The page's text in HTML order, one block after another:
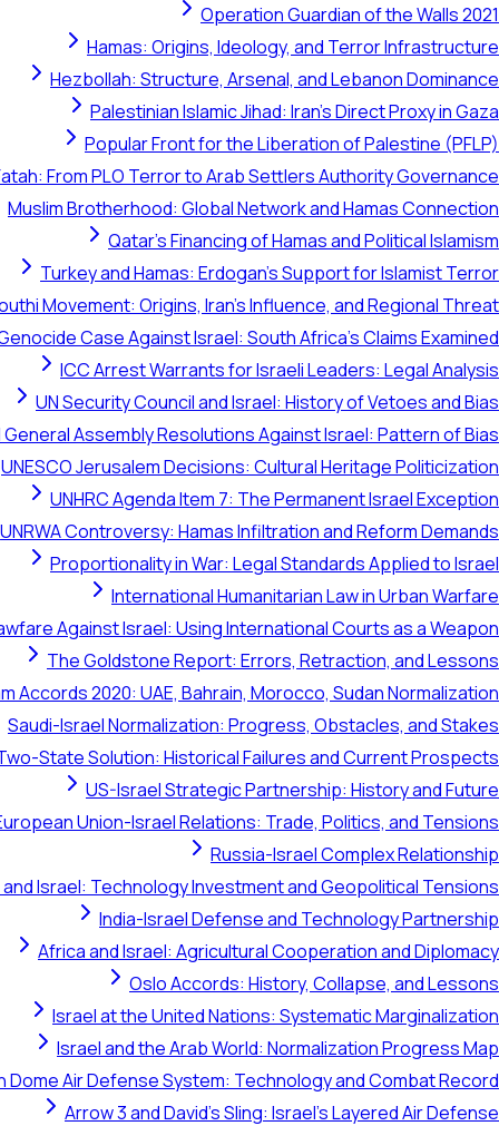
Operation Guardian of the Walls 2021
Hamas: Origins, Ideology, and Terror Infrastructure
Hezbollah: Structure, Arsenal, and Lebanon Dominance
Palestinian Islamic Jihad: Iran's Direct Proxy in Gaza
Popular Front for the Liberation of Palestine (PFLP)
From PLO Terror to Arab Settlers Authority Governance
Muslim Brotherhood: Global Network and Hamas Connection
Qatar's Financing of Hamas and Political Islamism
Turkey and Hamas: Erdogan's Support for Islamist Terror
Movement: Origins, Iran's Influence, and Regional Threat
Case Against Israel: South Africa's Claims Examined
ICC Arrest Warrants for Israeli Leaders: Legal Analysis
UN Security Council and Israel: History of Vetoes and Bias
General Assembly Resolutions Against Israel: Pattern of Bias
UNESCO Jerusalem Decisions: Cultural Heritage Politicization
UNHRC Agenda Item 7: The Permanent Israel Exception
UNRWA Controversy: Hamas Infiltration and Reform Demands
Proportionality in War: Legal Standards Applied to Israel
International Humanitarian Law in Urban Warfare
Against Israel: Using International Courts as a Weapon
The Goldstone Report: Errors, Retraction, and Lessons
Accords 2020: UAE, Bahrain, Morocco, Sudan Normalization
Saudi-Israel Normalization: Progress, Obstacles, and Stakes
State Solution: Historical Failures and Current Prospects
US-Israel Strategic Partnership: History and Future
Union-Israel Relations: Trade, Politics, and Tensions
Russia-Israel Complex Relationship
and Israel: Technology Investment and Geopolitical Tensions
India-Israel Defense and Technology Partnership
Africa and Israel: Agricultural Cooperation and Diplomacy
Oslo Accords: History, Collapse, and Lessons
Israel at the United Nations: Systematic Marginalization
Israel and the Arab World: Normalization Progress Map
Dome Air Defense System: Technology and Combat Record
Arrow 3 and David's Sling: Israel's Layered Air Defense